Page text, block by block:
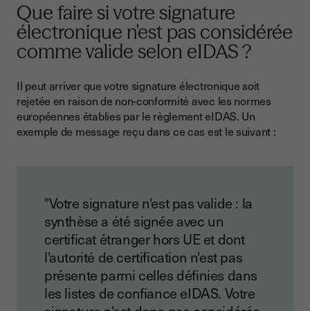
Que faire si votre signature
électronique n'est pas considérée
comme valide selon eIDAS ?
Il peut arriver que votre signature électronique soit
rejetée en raison de non-conformité avec les normes
européennes établies par le règlement eIDAS. Un
exemple de message reçu dans ce cas est le suivant :
"Votre signature n'est pas valide : la
synthèse a été signée avec un
certificat étranger hors UE et dont
l'autorité de certification n'est pas
présente parmi celles définies dans
les listes de confiance eIDAS. Votre